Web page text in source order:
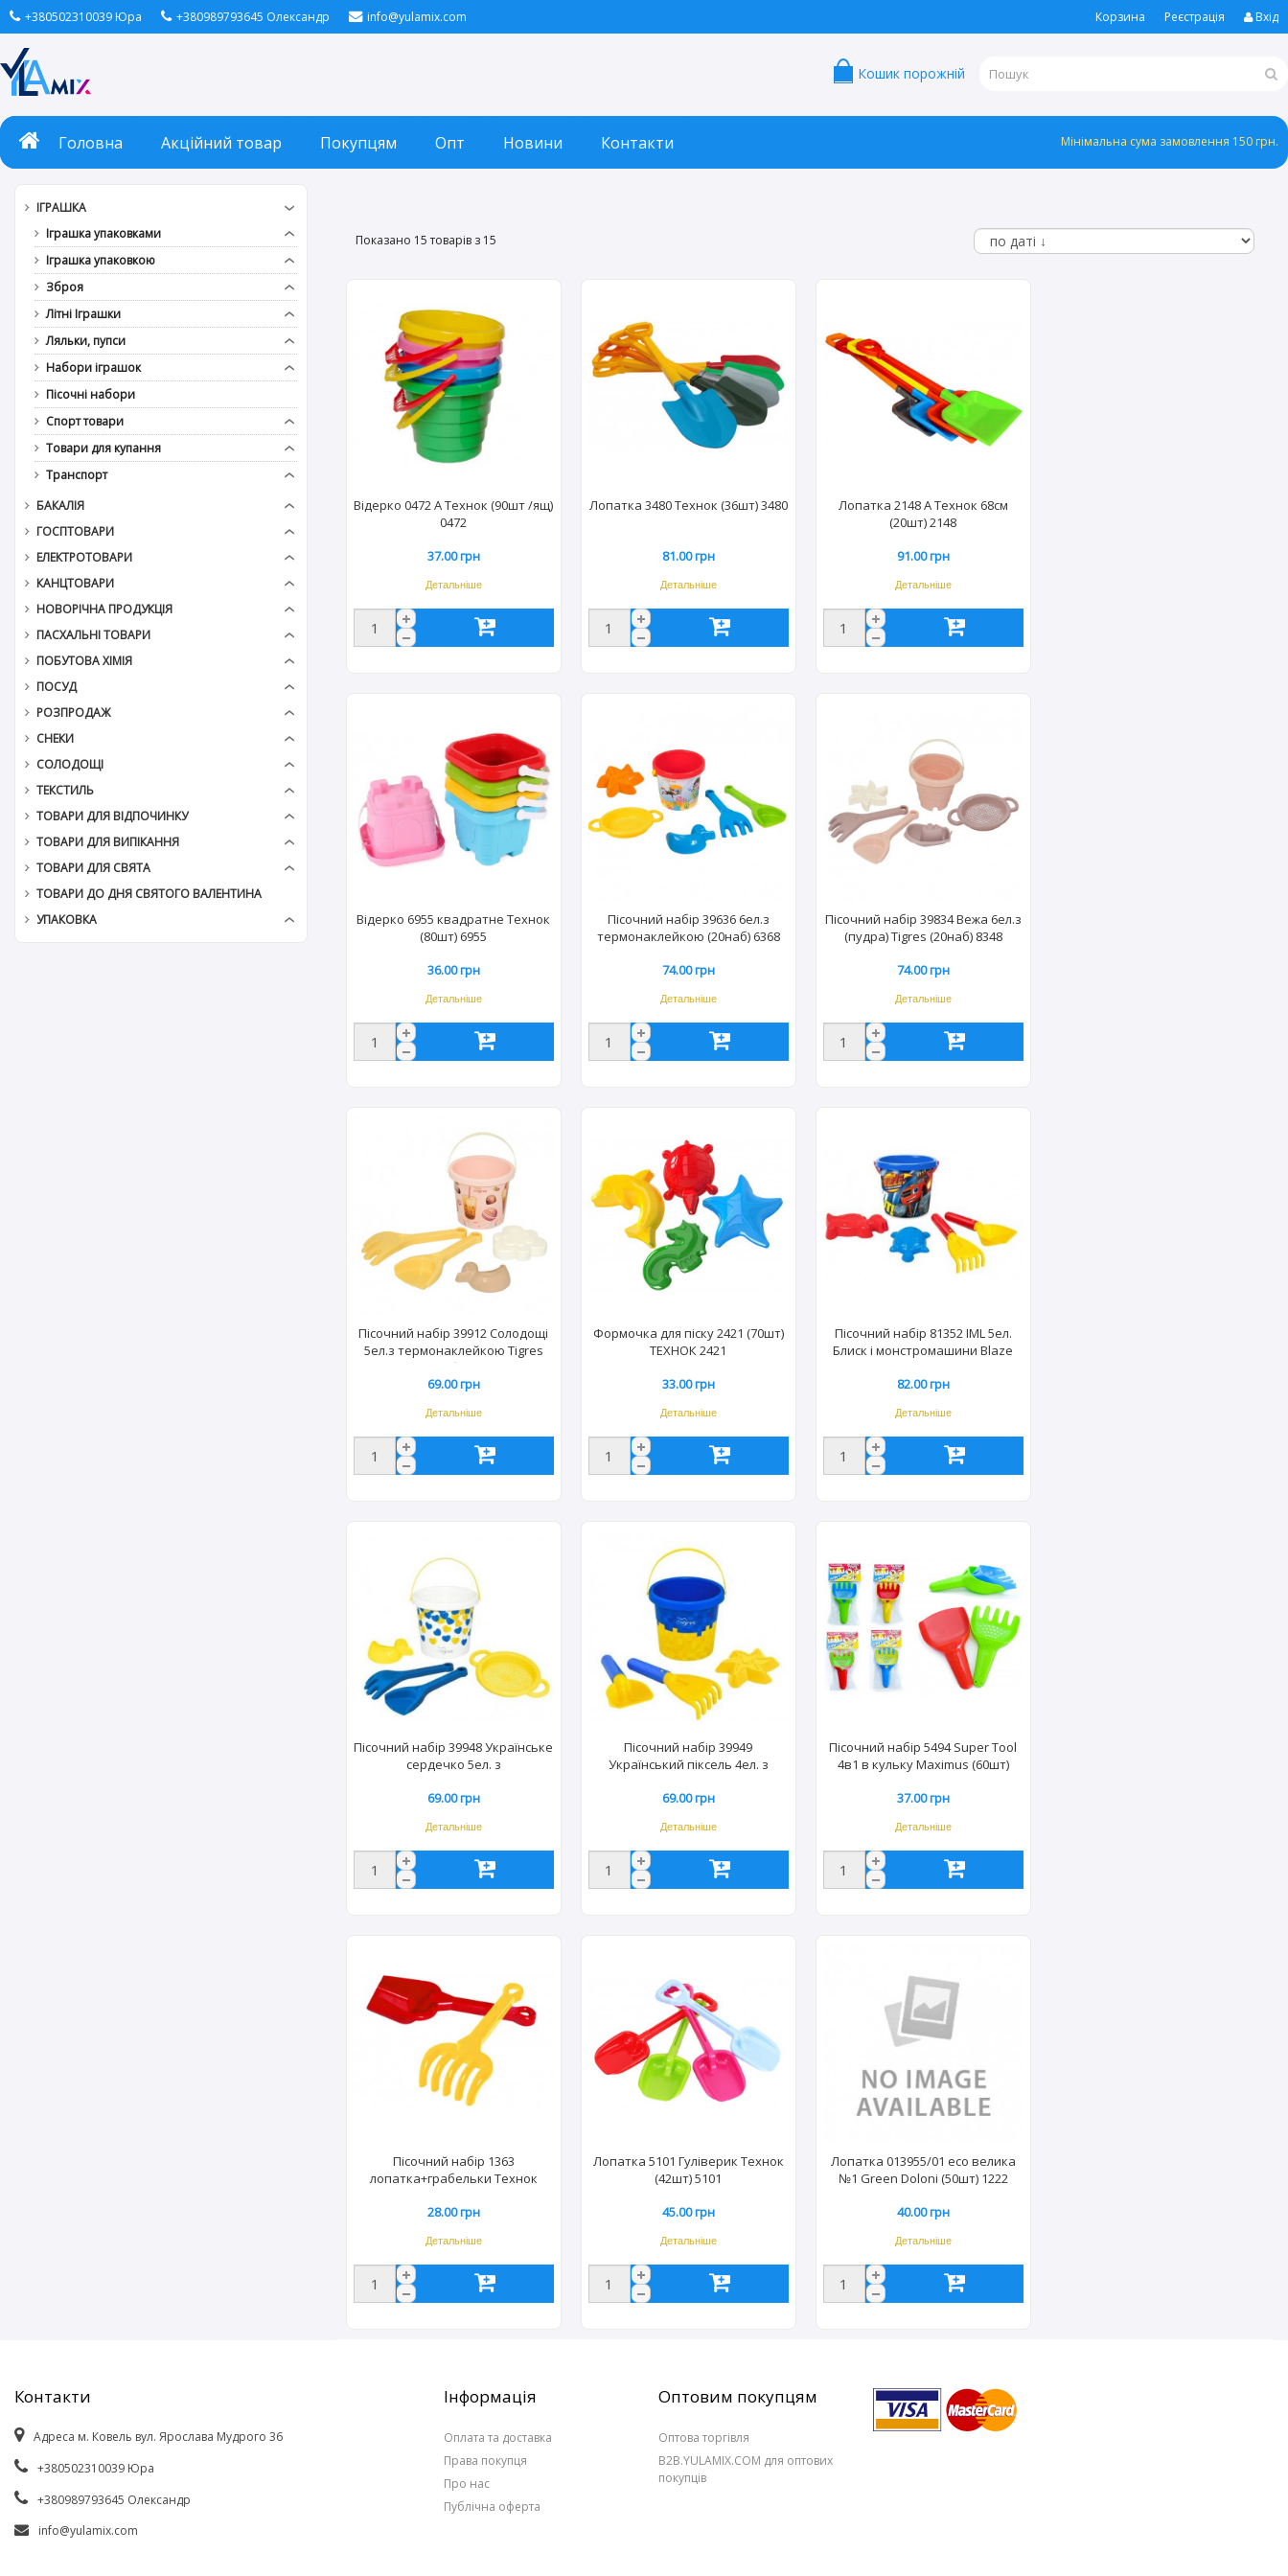
+380502310039 Юра +380989793645 Олександр info@yulamix.com Корзина Реєстрація Вхід
Кошик порожній
Головна Акційний товар Покупцям Опт Новини Контакти Мінімальна сума замовлення 150 грн.
ІГРАШКА
Іграшка упаковками
Іграшка упаковкою
Зброя
Літні Іграшки
Ляльки, пупси
Набори іграшок
Пісочні набори
Спорт товари
Товари для купання
Транспорт
БАКАЛІЯ
ГОСПТОВАРИ
ЕЛЕКТРОТОВАРИ
КАНЦТОВАРИ
НОВОРІЧНА ПРОДУКЦІЯ
ПАСХАЛЬНІ ТОВАРИ
ПОБУТОВА ХІМІЯ
ПОСУД
РОЗПРОДАЖ
СНЕКИ
СОЛОДОЩІ
ТЕКСТИЛЬ
ТОВАРИ ДЛЯ ВІДПОЧИНКУ
ТОВАРИ ДЛЯ ВИПІКАННЯ
ТОВАРИ ДЛЯ СВЯТА
ТОВАРИ ДО ДНЯ СВЯТОГО ВАЛЕНТИНА
УПАКОВКА
Показано 15 товарів з 15
Відерко 0472 А Технок (90шт /ящ)
0472
37.00 грн
Детальніше
Лопатка 3480 Технок (36шт) 3480
81.00 грн
Детальніше
Лопатка 2148 А Технок 68см
(20шт) 2148
91.00 грн
Детальніше
Відерко 6955 квадратне Технок
(80шт) 6955
36.00 грн
Детальніше
Пісочний набір 39636 6ел.з
термонаклейкою (20наб) 6368
74.00 грн
Детальніше
Пісочний набір 39834 Вежа 6ел.з
(пудра) Tigres (20наб) 8348
74.00 грн
Детальніше
Пісочний набір 39912 Солодощі
5ел.з термонаклейкою Tigres
(30наб) 9123
69.00 грн
Детальніше
Формочка для піску 2421 (70шт)
ТЕХНОК 2421
33.00 грн
Детальніше
Пісочний набір 81352 IML 5ел.
Блиск і монстромашини Blaze
82.00 грн
Детальніше
Пісочний набір 39948 Українське
сердечко 5ел. з
69.00 грн
Детальніше
Пісочний набір 39949
Український піксель 4ел. з
9499
69.00 грн
Детальніше
Пісочний набір 5494 Super Tool
4в1 в кульку Maximus (60шт)
37.00 грн
Детальніше
Пісочний набір 1363
лопатка+грабельки Технок
28.00 грн
Детальніше
Лопатка 5101 Гуліверик Технок
(42шт) 5101
45.00 грн
Детальніше
Лопатка 013955/01 eco велика
№1 Green Doloni (50шт) 1222
40.00 грн
Детальніше
Контакти
Адреса м. Ковель вул. Ярослава Мудрого 36
+380502310039 Юра
+380989793645 Олександр
info@yulamix.com
Інформація
Оплата та доставка
Права покупця
Про нас
Публічна оферта
Оптовим покупцям
Оптова торгівля
B2B.YULAMIX.COM для оптових
покупців